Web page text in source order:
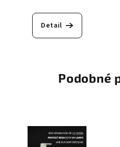
Detail
Podobné